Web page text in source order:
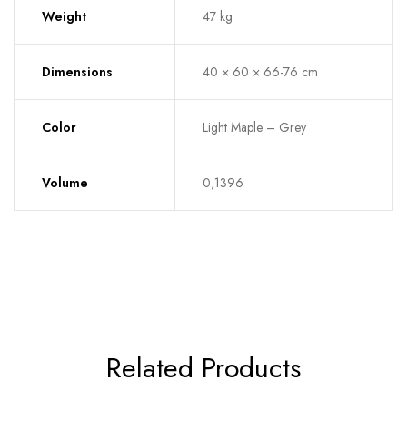
Weight 47 kg
Dimensions 40 × 60 × 66-76 cm
Color Light Maple – Grey
Volume 0,1396
Related Products